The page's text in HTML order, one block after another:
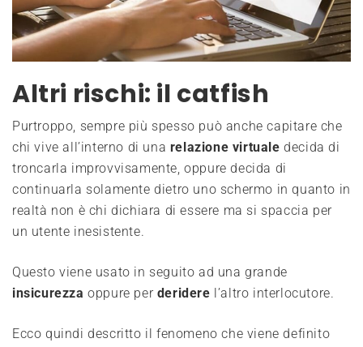
Altri rischi: il catfish
Purtroppo, sempre più spesso può anche capitare che
chi vive all’interno di una relazione virtuale decida di
troncarla improvvisamente, oppure decida di
continuarla solamente dietro uno schermo in quanto in
realtà non è chi dichiara di essere ma si spaccia per
un utente inesistente.
Questo viene usato in seguito ad una grande
insicurezza oppure per deridere l’altro interlocutore.
Ecco quindi descritto il fenomeno che viene definito